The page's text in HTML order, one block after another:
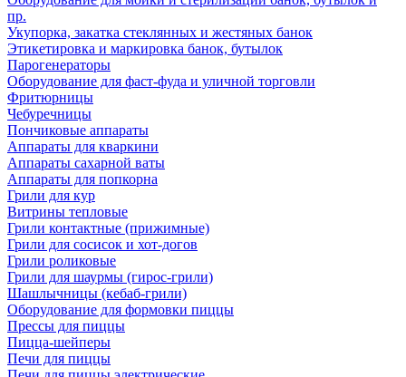
пр.
Укупорка, закатка стеклянных и жестяных банок
Этикетировка и маркировка банок, бутылок
Парогенераторы
Оборудование для фаст-фуда и уличной торговли
Фритюрницы
Чебуречницы
Пончиковые аппараты
Аппараты для кваркини
Аппараты сахарной ваты
Аппараты для попкорна
Грили для кур
Витрины тепловые
Грили контактные (прижимные)
Грили для сосисок и хот-догов
Грили роликовые
Грили для шаурмы (гирос-грили)
Шашлычницы (кебаб-грили)
Оборудование для формовки пиццы
Прессы для пиццы
Пицца-шейперы
Печи для пиццы